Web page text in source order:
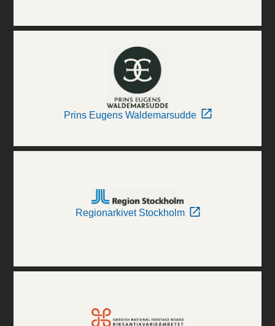
Prins Eugens Waldemarsudde
Regionarkivet Stockholm